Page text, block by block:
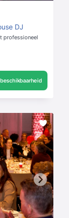
DJ
professioneel